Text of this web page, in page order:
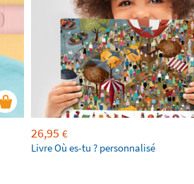
26,95 €
Livre Où es-tu ? personnalisé